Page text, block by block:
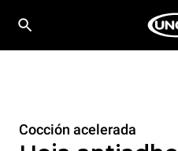
Cocción acelerada